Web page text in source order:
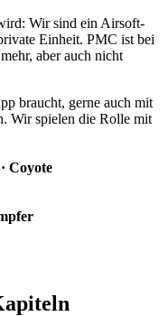
Wir sind ein Airsoft-
Einheit. PMC ist bei
aber auch nicht
braucht, gerne auch mit
Wir spielen die Rolle mit
Coyote